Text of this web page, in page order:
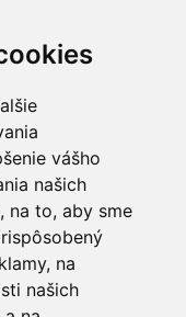
vášho
našich
na to, aby sme
na
našich
75 EUR
tovaru
alebo vymeniť do 90
Prečítajte si viac